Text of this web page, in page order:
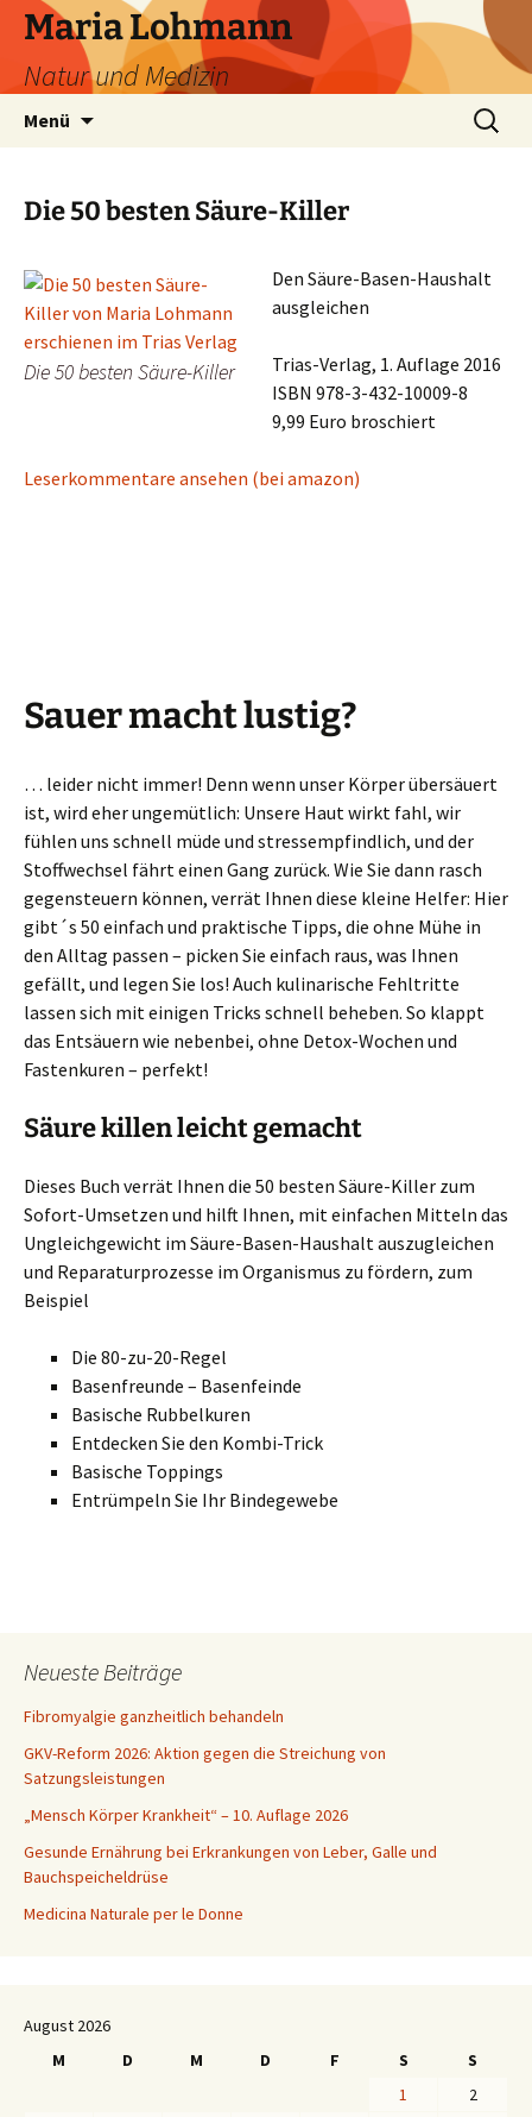
Zum
Inhalt
springen
Maria Lohmann
Natur und Medizin
Menü
Suchen
nach:
Die 50 besten Säure-Killer
Die 50 besten Säure-Killer
Den Säure-Basen-Haushalt
ausgleichen
Trias-Verlag, 1. Auflage 2016
ISBN 978-3-432-10009-8
9,99 Euro broschiert
Leserkommentare ansehen (bei amazon)
Sauer macht lustig?
… leider nicht immer! Denn wenn unser Körper übersäuert
ist, wird eher ungemütlich: Unsere Haut wirkt fahl, wir
fühlen uns schnell müde und stressempfindlich, und der
Stoffwechsel fährt einen Gang zurück. Wie Sie dann rasch
gegensteuern können, verrät Ihnen diese kleine Helfer: Hier
gibt´s 50 einfach und praktische Tipps, die ohne Mühe in
den Alltag passen – picken Sie einfach raus, was Ihnen
gefällt, und legen Sie los! Auch kulinarische Fehltritte
lassen sich mit einigen Tricks schnell beheben. So klappt
das Entsäuern wie nebenbei, ohne Detox-Wochen und
Fastenkuren – perfekt!
Säure killen leicht gemacht
Dieses Buch verrät Ihnen die 50 besten Säure-Killer zum
Sofort-Umsetzen und hilft Ihnen, mit einfachen Mitteln das
Ungleichgewicht im Säure-Basen-Haushalt auszugleichen
und Reparaturprozesse im Organismus zu fördern, zum
Beispiel
Die 80-zu-20-Regel
Basenfreunde – Basenfeinde
Basische Rubbelkuren
Entdecken Sie den Kombi-Trick
Basische Toppings
Entrümpeln Sie Ihr Bindegewebe
Neueste Beiträge
Fibromyalgie ganzheitlich behandeln
GKV-Reform 2026: Aktion gegen die Streichung von
Satzungsleistungen
„Mensch Körper Krankheit“ – 10. Auflage 2026
Gesunde Ernährung bei Erkrankungen von Leber, Galle und
Bauchspeicheldrüse
Medicina Naturale per le Donne
August 2026
M
D M D F S
S
1
2